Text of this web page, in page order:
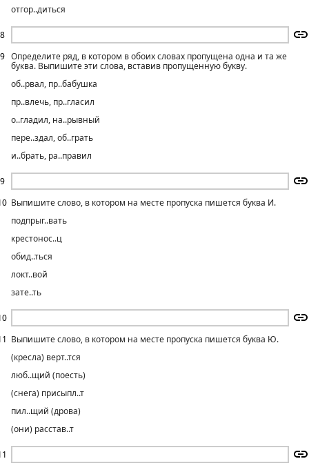
8
отгор..диться
9
9
Определите ряд, в котором в обоих словах пропущена одна и та же
буква. Выпишите эти слова, вставив пропущенную букву.
об..рвал, пр..бабушка
пр..влечь, пр..гласил
о..гладил, на..рывный
пере..здал, об..грать
и..брать, ра..правил
Выпишите слово, в котором на месте пропуска пишется буква И.
подпрыг..вать
крестонос..ц
обид..ться
локт..вой
зате..ть
Выпишите слово, в котором на месте пропуска пишется буква Ю.
(кресла) верт..тся
люб..щий (поесть)
(снега) присыпл..т
пил..щий (дрова)
(они) расстав..т